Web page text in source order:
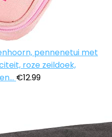
pennenetui met
roze zeildoek,
€12.99